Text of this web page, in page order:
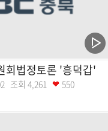
회법정토론 '흥덕갑'
조회 4,261 550